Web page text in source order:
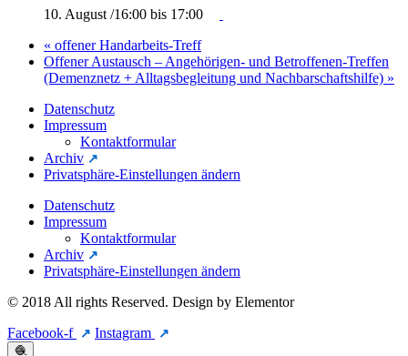
10. August /16:00 bis 17:00
« offener Handarbeits-Treff
Offener Austausch – Angehörigen- und Betroffenen-Treffen
(Demenznetz + Alltagsbegleitung und Nachbarschaftshilfe) »
Datenschutz
Impressum
Kontaktformular
Archiv
Privatsphäre-Einstellungen ändern
Datenschutz
Impressum
Kontaktformular
Archiv
Privatsphäre-Einstellungen ändern
© 2018 All rights Reserved. Design by Elementor
Facebook-f
Instagram
🧶